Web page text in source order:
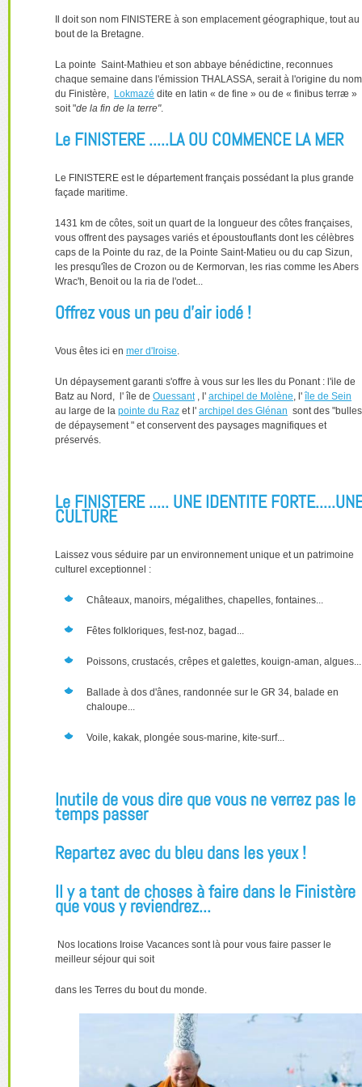
Il doit son nom FINISTERE à son emplacement géographique, tout au
bout de la Bretagne.
La pointe Saint-Mathieu et son abbaye bénédictine, reconnues
chaque semaine dans l'émission THALASSA, serait à l'origine du nom
du Finistère, Lokmazé dite en latin « de fine » ou de « finibus terræ »
soit "de la fin de la terre".
Le FINISTERE .....LA OU COMMENCE LA MER
Le FINISTERE est le département français possédant la plus grande
façade maritime.
1431 km de côtes, soit un quart de la longueur des côtes françaises,
vous offrent des paysages variés et époustouflants dont les célèbres
caps de la Pointe du raz, de la Pointe Saint-Matieu ou du cap Sizun,
les presqu'îles de Crozon ou de Kermorvan, les rias comme les Abers
Wrac'h, Benoit ou la ria de l'odet...
Offrez vous un peu d'air iodé !
Vous êtes ici en mer d'Iroise.
Un dépaysement garanti s'offre à vous sur les Iles du Ponant : l'ile de
Batz au Nord, l' île de Ouessant, l' archipel de Molène, l' île de Sein
au large de la pointe du Raz et l' archipel des Glénan sont des "bulles
de dépaysement " et conservent des paysages magnifiques et
préservés.
Le FINISTERE ..... UNE IDENTITE
CULTURE
Laissez vous séduire par un environnement unique et un patrimoine
culturel exceptionnel :
Châteaux, manoirs, mégalithes, chapelles, fontaines...
Fêtes folkloriques, fest-noz, bagad...
Poissons, crustacés, crêpes et galettes, kouign-aman, algues...
Ballade à dos d'ânes, randonnée sur le GR 34, balade en
chaloupe...
Voile, kakak, plongée sous-marine, kite-surf...
Inutile de vous dire que vous ne verrez pas le
temps passer
Repartez avec du bleu dans les yeux !
Il y a tant de choses à faire dans le Finistère
que vous y reviendrez...
Nos locations Iroise Vacances sont là pour vous faire passer le
meilleur séjour qui soit
dans les Terres du bout du monde.